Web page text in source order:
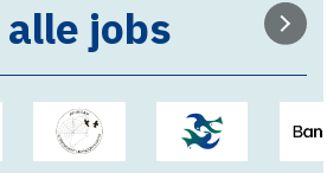
alle jobs